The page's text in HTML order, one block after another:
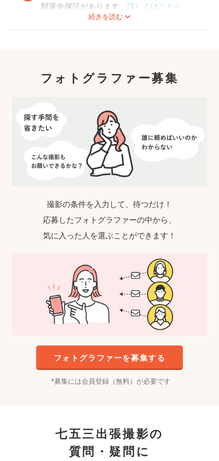
続きを読む
額返金保証があります。詳しくはこちら
フォトグラファー募集
撮影の条件を入力して、待つだけ！
応募したフォトグラファーの中から、
気に入った人を選ぶことができます！
フォトグラファーを募集する
募集には会員登録（無料）が必要です
七五三出張撮影の
質問・疑問に